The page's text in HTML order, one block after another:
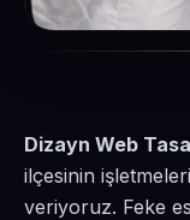
Dizayn Web
ilçesinin
veriyoruz. Feke